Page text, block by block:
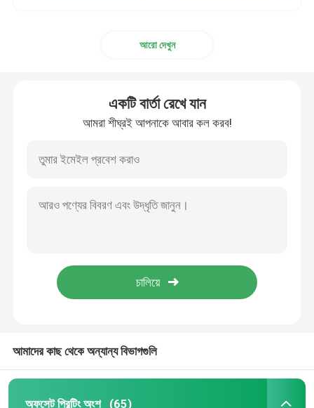
আরো দেখুন
একটি বার্তা রেখে যান
আমরা শীঘ্রই আপনাকে আবার কল করব!
আমাদের কাছ থেকে অন্যান্য বিভাগগুলি
অফসেট প্রিন্টিং অংশ (65)